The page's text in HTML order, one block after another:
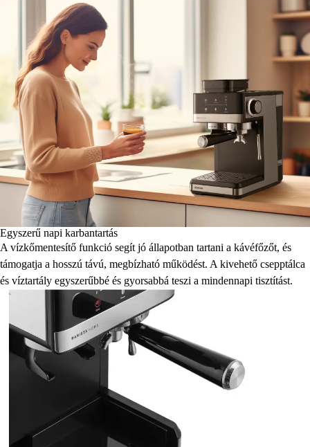
Egyszerű napi karbantartás
A vízkőmentesítő funkció segít jó állapotban tartani a kávéfőzőt, és
támogatja a hosszú távú, megbízható működést. A kivehető csepptálca
és víztartály egyszerűbbé és gyorsabbá teszi a mindennapi tisztítást.